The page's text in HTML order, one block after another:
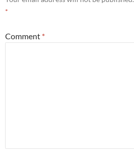
*
Comment *